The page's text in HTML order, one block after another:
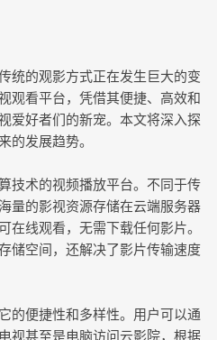
统的观影方式正在发生巨大的变
观看平台，凭借其便捷、高效和
爱好者们的新宠。本文将深入探
的发展趋势。
技术的视频播放平台。不同于传
量的影视资源存储在云端服务器
在线观看，无需下载任何影片。
储空间，还解决了影片传输速度
的便捷性和多样性。用户可以通
视甚至是电脑访问云影院，根据